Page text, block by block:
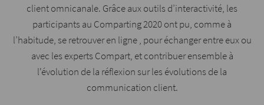
client omnicanale. Grâce aux outils d’interactivité, les
participants au Comparting 2020 ont pu, comme à
l’habitude, se retrouver en ligne , pour échanger entre eux ou
avec les experts Compart, et contribuer ensemble à
l'évolution de la réflexion sur les évolutions de la
communication client.